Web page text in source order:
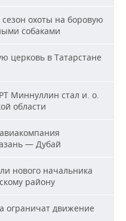
охоты на боровую
собаками
церковь в Татарстане
Миннуллин стал и. о.
области
— Дубай
нового начальника
району
ограничат движение